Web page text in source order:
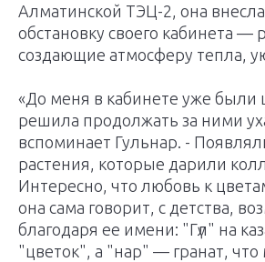
Алматинской ТЭЦ-2, она
обстановку своего кабинета —
создающие атмосферу тепла,
«До меня в кабинете уже были
решила продолжать за ними
вспоминает Гульнар. -
растения, которые дарили
Интересно, что любовь к
она сама говорит, с детства,
благодаря ее имени: "Гүл" на
"цветок", а "нар" — гранат,